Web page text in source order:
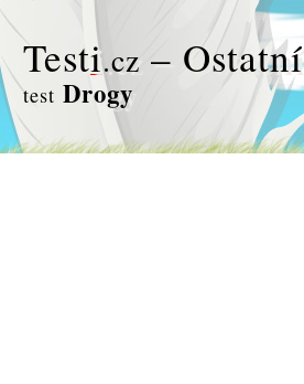
Testi.cz – Ostatní
test Drogy